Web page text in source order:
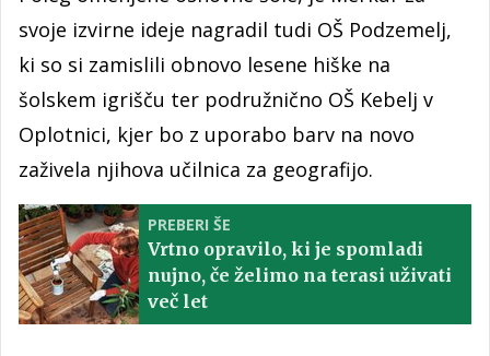
svoje izvirne ideje nagradil tudi OŠ Podzemelj,
ki so si zamislili obnovo lesene hiške na
šolskem igrišču ter podružnično OŠ Kebelj v
Oplotnici, kjer bo z uporabo barv na novo
zaživela njihova učilnica za geografijo.
PREBERI ŠE
Vrtno opravilo, ki je spomladi
nujno, če želimo na terasi uživati
več let